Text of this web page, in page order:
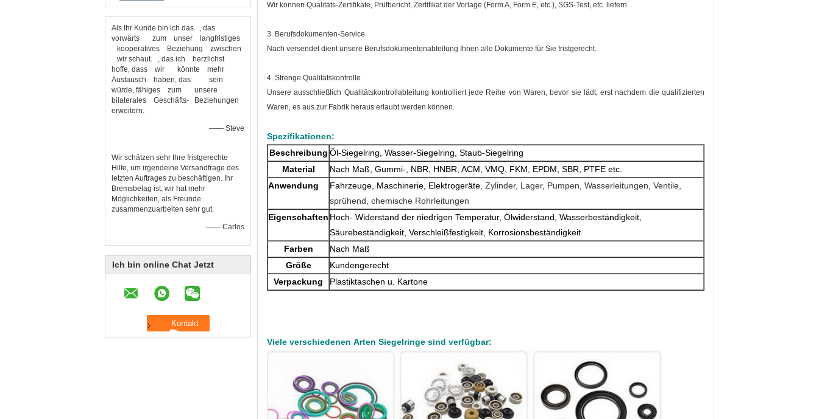
Als Ihr Kunde bin ich das , das
vorwärts zum unser langfristiges
kooperatives Beziehung zwischen
wir schaut. , das ich herzlichst
hoffe, dass wir könnte mehr
Austausch haben, das sein
würde, fähiges zum unsere
bilaterales Geschäfts- Beziehungen
erweitern.
—— Steve
Wir schätzen sehr Ihre fristgerechte
Hilfe, um irgendeine Versandfrage des
letzten Auftrages zu beschäftigen. Ihr
Bremsbelag ist, wir hat mehr
Möglichkeiten, als Freunde
zusammenzuarbeiten sehr gut.
—— Carlos
Ich bin online Chat Jetzt
Wir können Qualitäts-Zertifikate, Prüfbericht, Zertifikat der Vorlage (Form A, Form E, etc.), SGS-Test, etc. liefern.
3. Berufsdokumenten-Service
Nach versendet dient unsere Berufsdokumentenabteilung Ihnen alle Dokumente für Sie fristgerecht.
4. Strenge Qualitätskontrolle
Unsere ausschließlich Qualitätskontrollabteilung kontrolliert jede Reihe von Waren, bevor sie lädt, erst nachdem die qualifizierten
Waren, es aus zur Fabrik heraus erlaubt werden können.
Spezifikationen:
Beschreibung Öl-Siegelring, Wasser-Siegelring, Staub-Siegelring
Material
Nach Maß, Gummi-, NBR, HNBR, ACM, VMQ, FKM, EPDM, SBR, PTFE etc.
Anwendung
Fahrzeuge, Maschinerie, Elektrogeräte , Zylinder, Lager, Pumpen, Wasserleitungen, Ventile,
sprühend, chemische Rohrleitungen
Eigenschaften Hoch- Widerstand der niedrigen Temperatur, Ölwiderstand, Wasserbeständigkeit,
Säurebeständigkeit, Verschleißfestigkeit, Korrosionsbeständigkeit
Farben
Nach Maß
Größe
Kundengerecht
Verpackung
Plastiktaschen u. Kartone
Viele verschiedenen Arten Siegelringe sind verfügbar: